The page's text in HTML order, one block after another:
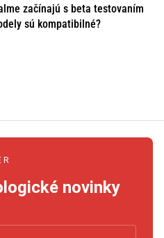
začínajú s beta testovaním
sú kompatibilné?
novinky